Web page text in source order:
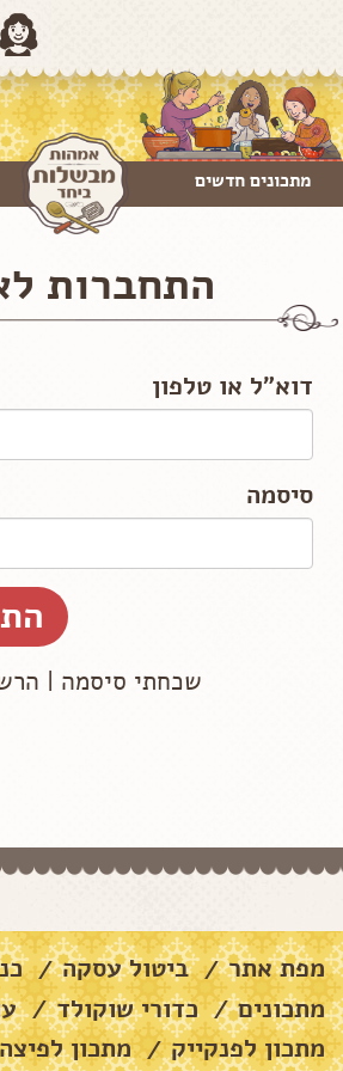
מתכונים חדשים
התחברות
דוא"ל או טלפון
סיסמה
שכחתי סיסמה |
מפת אתר / ביטול עסקה /
מתכונים / כדורי שוקולד /
מתכון לפנקייק / מתכון לפיצה